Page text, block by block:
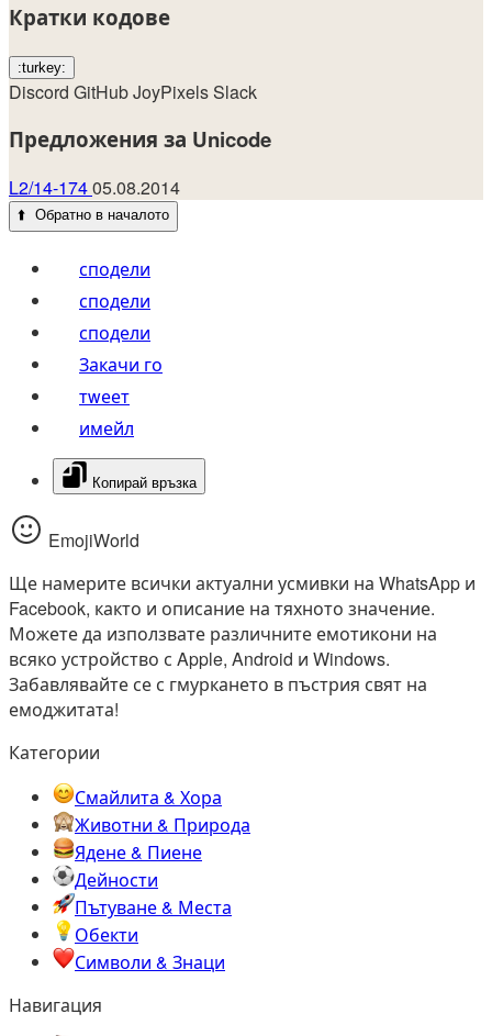
Кратки кодове
:turkey:
Discord GitHubJoyPixelsSlack
Предложения за Unicode
L2/14-17405.08.2014
⬆️ Обратно в началото
сподели
сподели
сподели
Закачи го
тwеет
имейл
Копирай връзка
EmojiWorld
Ще намерите всички актуални усмивки на WhatsApp и
Facebook, както и описание на тяхното значение.
Можете да използвате различните емотикони на
всяко устройство с Apple, Android и Windows.
Забавлявайте се с гмуркането в пъстрия свят на
емоджитата!
Категории
Смайлита & Хора
Животни & Природа
Ядене & Пиене
Дейности
Пътуване & Места
Обекти
Символи & Знаци
Навигация